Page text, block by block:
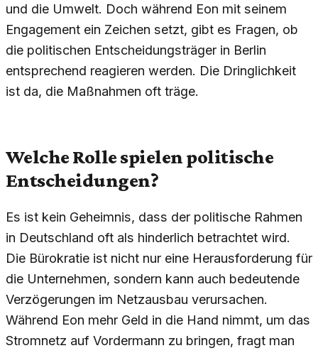
und die Umwelt. Doch während Eon mit seinem
Engagement ein Zeichen setzt, gibt es Fragen, ob
die politischen Entscheidungsträger in Berlin
entsprechend reagieren werden. Die Dringlichkeit
ist da, die Maßnahmen oft träge.
Welche Rolle spielen politische
Entscheidungen?
Es ist kein Geheimnis, dass der politische Rahmen
in Deutschland oft als hinderlich betrachtet wird.
Die Bürokratie ist nicht nur eine Herausforderung für
die Unternehmen, sondern kann auch bedeutende
Verzögerungen im Netzausbau verursachen.
Während Eon mehr Geld in die Hand nimmt, um das
Stromnetz auf Vordermann zu bringen, fragt man